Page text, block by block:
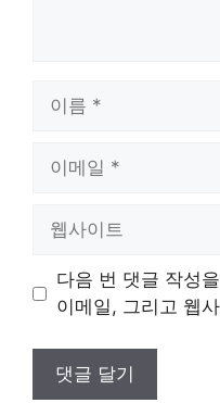
트
다음 번 댓글 작성
이메일, 그리고 웹